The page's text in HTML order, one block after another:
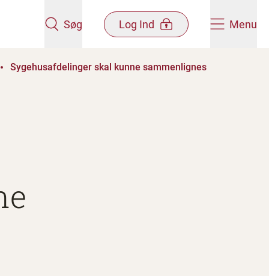
Søg Log Ind Menu
Sygehusafdelinger skal kunne sammenlignes